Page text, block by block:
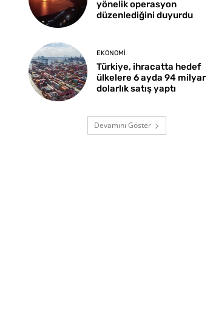
yönelik operasyon
düzenlediğini duyurdu
EKONOMI
Türkiye, ihracatta hedef
ülkelere 6 ayda 94 milyar
dolarlık satış yaptı
Devamını Göster